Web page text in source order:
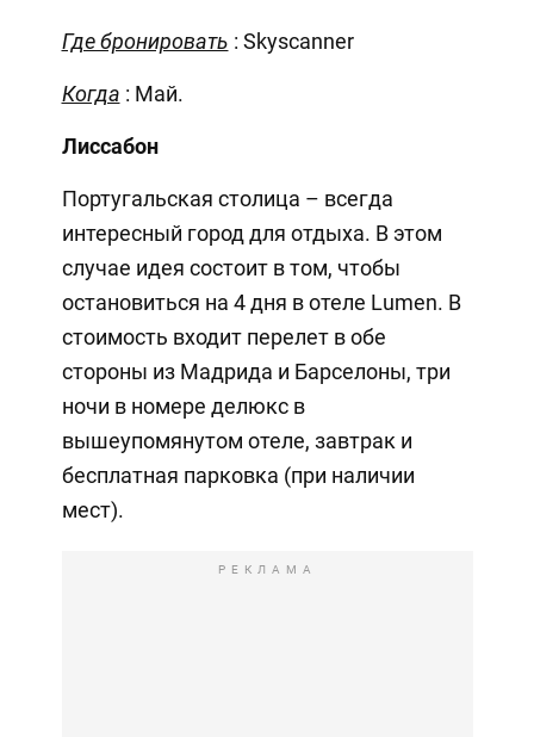
Где бронировать : Skyscanner
Когда : Май.
Лиссабон
Португальская столица – всегда
интересный город для отдыха. В этом
случае идея состоит в том, чтобы
остановиться на 4 дня в отеле Lumen. В
стоимость входит перелет в обе
стороны из Мадрида и Барселоны, три
ночи в номере делюкс в
вышеупомянутом отеле, завтрак и
бесплатная парковка (при наличии
мест).
РЕКЛАМА